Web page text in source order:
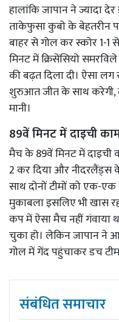
हालांकि जापान ने ज्यादा
ताकेफुसा कुबो के बेहतरीन
बाहर से गोल कर स्कोर 1-1
मिनट में क्रिसेंसियो
की बढ़त दिला दी। ऐसा
शुरुआत जीत के साथ करेगी,
मानी।
89वें मिनट में दाइची
मैच के 89वें मिनट में दाइची
2 कर दिया और नीदरलैंड्स
साथ दोनों टीमों को एक-
मुकाबला इसलिए भी खास
कप में ऐसा मैच नहीं गंवाया
चुका हो। लेकिन जापान ने
गोल में गेंद पहुंचाकर डच टीम
संबंधित समाचार